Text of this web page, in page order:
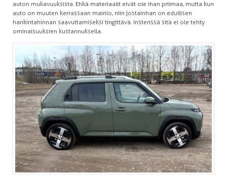
auton mukavuuksista. Ehkä materiaalit eivät ole ihan priimaa, mutta kun
auto on muuten kerrassaan mainio, niin jostainhan on edullisen
hankintahinnan saavuttamiseksi tingittävä. Insterissä sitä ei ole tehty
ominaisuuksien kustannuksella.